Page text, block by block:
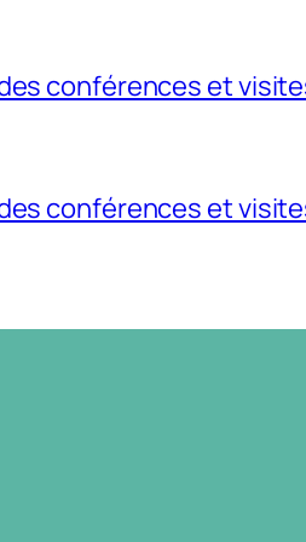
des conférences et
des conférences et